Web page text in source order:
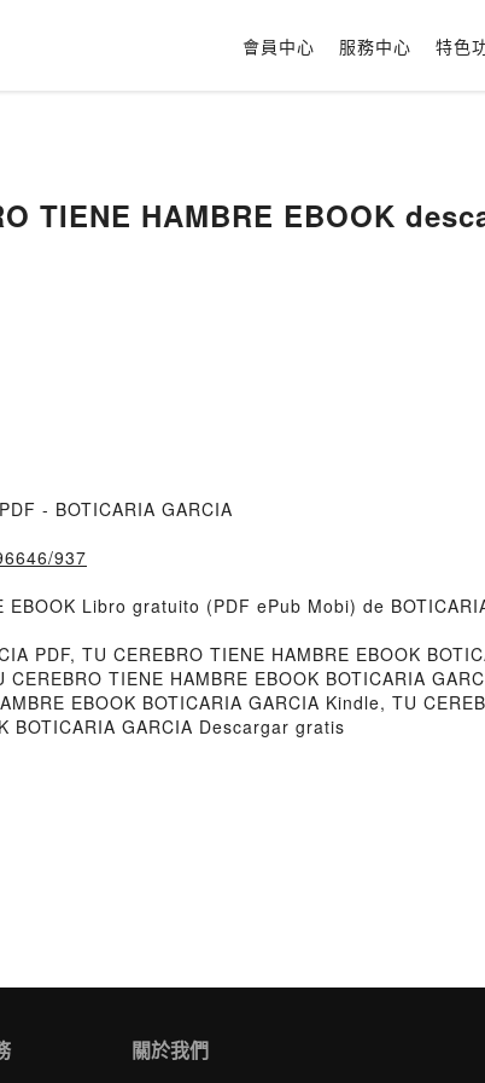
會員中心 服務中心 特色
[Kindle] TU CEREBRO TIENE
- BOTICARIA GARCIA
937
Libro gratuito (PDF ePub Mobi) de
PDF, TU CEREBRO TIENE HAMBRE EBOOK
TIENE HAMBRE EBOOK BOTICARIA
EBOOK BOTICARIA GARCIA Kindle, TU
BOTICARIA GARCIA Descargar gratis
關於我們